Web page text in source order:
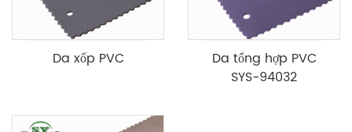
Da xốp PVC
Da tổng hợp PVC
SYS-94032